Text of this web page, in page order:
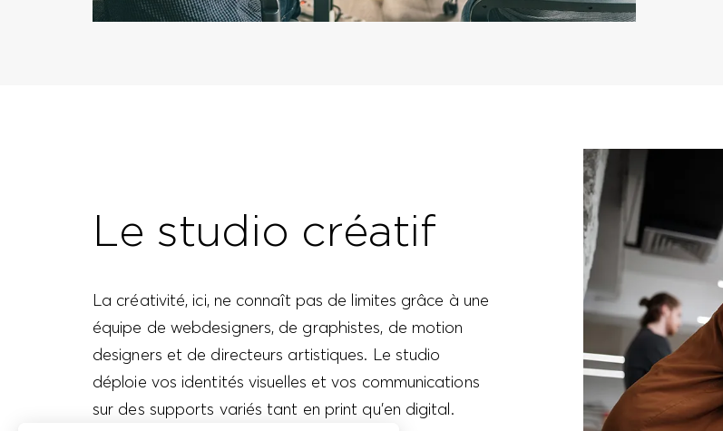
Le studio créatif
La créativité, ici, ne connaît pas de limites grâce à une
équipe de webdesigners, de graphistes, de motion
designers et de directeurs artistiques. Le studio
déploie vos identités visuelles et vos communications
sur des supports variés tant en print qu’en digital.